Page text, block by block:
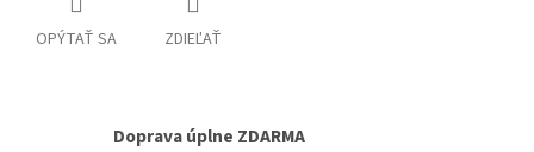
OPÝTAŤ SA ZDIEĽAŤ
Doprava úplne ZDARMA